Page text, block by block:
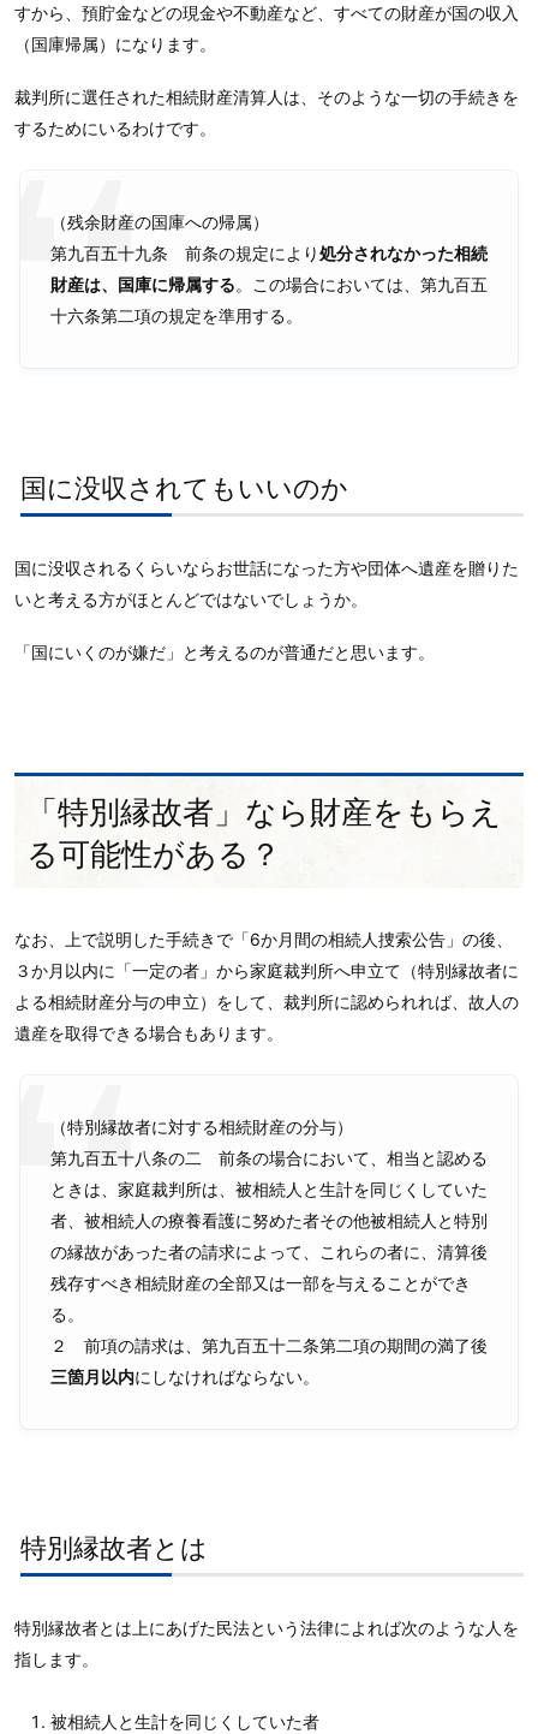
すから、預貯金などの現金や不動産など、すべての財産が国の収入
（国庫帰属）になります。
裁判所に選任された相続財産清算人は、そのような一切の手続きを
するためにいるわけです。
（残余財産の国庫への帰属）
第九百五十九条 前条の規定により処分されなかった相続
財産は、国庫に帰属する。この場合においては、第九百五
十六条第二項の規定を準用する。
国に没収されてもいいのか
国に没収されるくらいならお世話になった方や団体へ遺産を贈りた
いと考える方がほとんどではないでしょうか。
「国にいくのが嫌だ」と考えるのが普通だと思います。
「特別縁故者」なら財産をもらえ
る可能性がある？
なお、上で説明した手続きで「6か月間の相続人捜索公告」の後、
３か月以内に「一定の者」から家庭裁判所へ申立て（特別縁故者に
よる相続財産分与の申立）をして、裁判所に認められれば、故人の
遺産を取得できる場合もあります。
（特別縁故者に対する相続財産の分与）
第九百五十八条の二 前条の場合において、相当と認める
ときは、家庭裁判所は、被相続人と生計を同じくしていた
者、被相続人の療養看護に努めた者その他被相続人と特別
の縁故があった者の請求によって、これらの者に、清算後
残存すべき相続財産の全部又は一部を与えることができ
る。
２ 前項の請求は、第九百五十二条第二項の期間の満了後
三箇月以内にしなければならない。
特別縁故者とは
特別縁故者とは上にあげた民法という法律によれば次のような人を
指します。
被相続人と生計を同じくしていた者